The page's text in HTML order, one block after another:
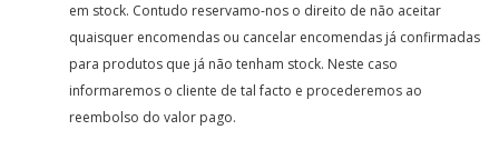
em stock. Contudo reservamo-nos o direito de não aceitar
quaisquer encomendas ou cancelar encomendas já confirmadas
para produtos que já não tenham stock. Neste caso
informaremos o cliente de tal facto e procederemos ao
reembolso do valor pago.